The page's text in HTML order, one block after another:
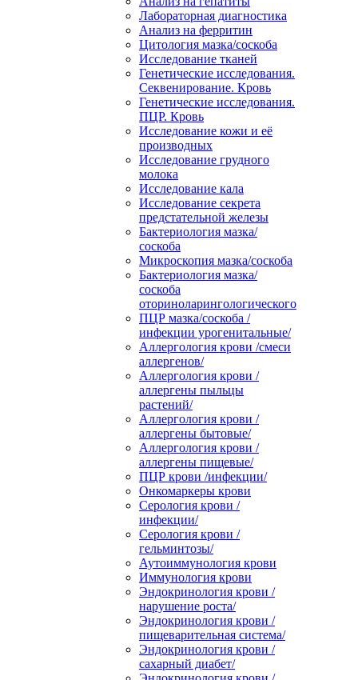
Лабораторная диагностика
Анализ на ферритин
Цитология мазка/соскоба
Исследование тканей
Генетические исследования.
Секвенирование. Кровь
Генетические исследования.
ПЦР. Кровь
Исследование кожи и её
производных
Исследование грудного
молока
Исследование кала
Исследование секрета
предстательной железы
Бактериология мазка/
соскоба
Микроскопия мазка/соскоба
Бактериология мазка/
соскоба
оториноларингологического
ПЦР мазка/соскоба /
инфекции урогенитальные/
Аллергология крови /смеси
аллергенов/
Аллергология крови /
аллергены пыльцы
растений/
Аллергология крови /
аллергены бытовые/
Аллергология крови /
аллергены пищевые/
ПЦР крови /инфекции/
Онкомаркеры крови
Серология крови /
инфекции/
Серология крови /
гельминтозы/
Аутоиммунология крови
Иммунология крови
Эндокринология крови /
нарушение роста/
Эндокринология крови /
пищеварительная система/
Эндокринология крови /
сахарный диабет/